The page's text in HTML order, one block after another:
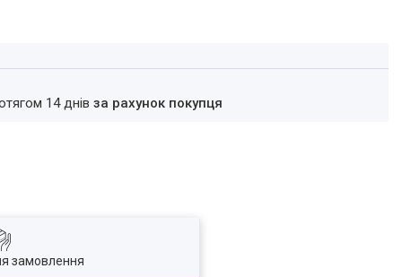
14 днівза рахунок покупця
замовлення